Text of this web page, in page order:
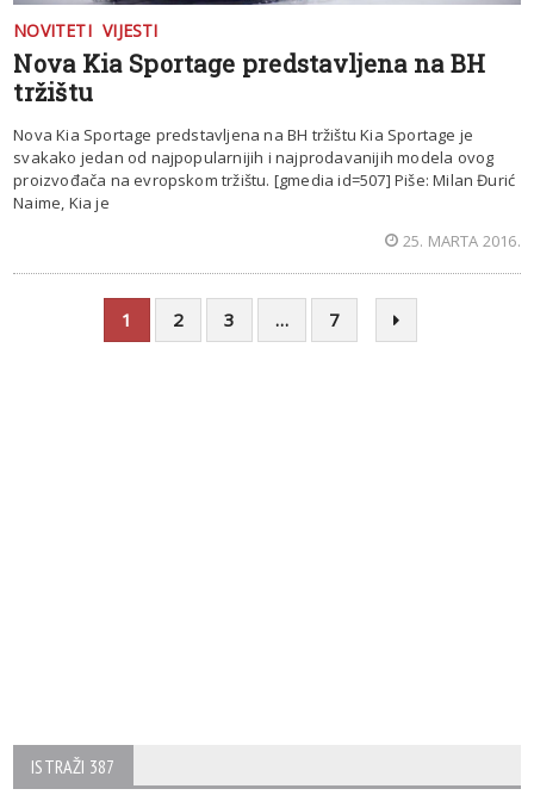
NOVITETI VIJESTI
Nova Kia Sportage predstavljena na BH
tržištu
Nova Kia Sportage predstavljena na BH tržištu Kia Sportage je
svakako jedan od najpopularnijih i najprodavanijih modela ovog
proizvođača na evropskom tržištu. [gmedia id=507] Piše: Milan Đurić
Naime, Kia je
25. MARTA 2016.
1 2 3 … 7
ISTRAŽI 387